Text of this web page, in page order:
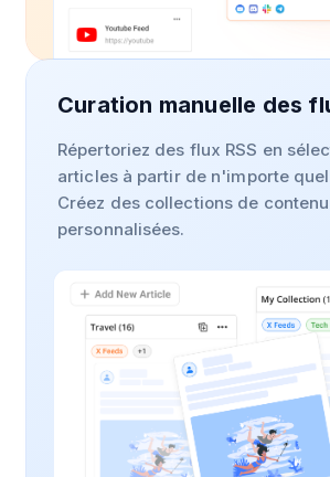
Curation manuelle des
Répertoriez des flux RSS en
articles à partir de n'importe
Créez des collections de contenu
personnalisées.